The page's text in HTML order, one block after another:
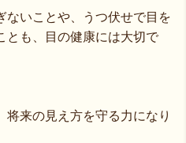
ないことや、うつ伏せで目を
とも、目の健康には大切で
将来の見え方を守る力になり